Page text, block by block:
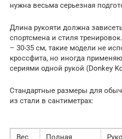
нужна весьма серьезная
Длина рукояти должна
спортсмена и стиля
– 30-35 см, такие модели не
кроссфита, но иногда
сериями одной рукой (Donkey
Стандартные размеры для
из стали в сантиметрах:
Вес
Полная